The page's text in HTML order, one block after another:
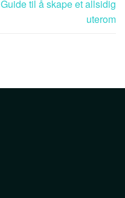
Guide til å skape et allsidig
uterom